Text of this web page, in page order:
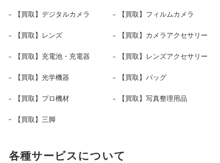
【買取】デジタルカメラ 【買取】フィルムカメラ
【買取】レンズ 【買取】カメラアクセサリー
【買取】充電池・充電器 【買取】レンズアクセサリー
【買取】光学機器 【買取】バッグ
【買取】プロ機材 【買取】写真整理用品
【買取】三脚
各種サービスについて